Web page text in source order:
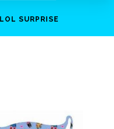
LOL SURPRISE